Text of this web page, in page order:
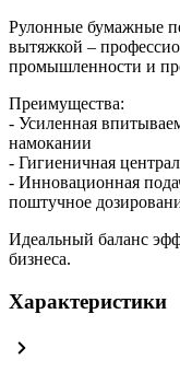
Рулонные бумажные
вытяжкой –
промышленности и
Преимущества:
- Усиленная
намокании
- Гигиеничная
- Инновационная
поштучное
Идеальный баланс
бизнеса.
Характеристики